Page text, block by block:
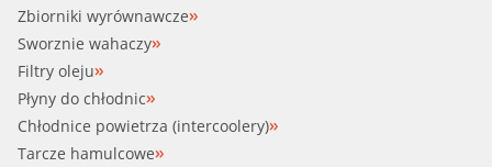
Zbiorniki wyrównawcze
Sworznie wahaczy
Filtry oleju
Płyny do chłodnic
Chłodnice powietrza (intercoolery)
Tarcze hamulcowe